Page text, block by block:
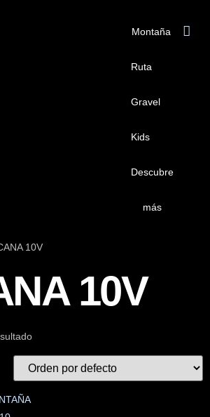
Montaña
Ruta
Gravel
Kids
Descubre
más
10V
10V